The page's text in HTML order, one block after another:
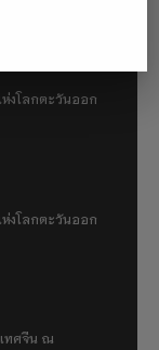
ห่งโลกตะวันออก
ห่งโลกตะวันออก
ทศจีน ณ